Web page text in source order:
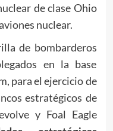
de clase Ohio
nuclear.
de bombarderos
en la base
para el ejercicio de
estratégicos de
y Foal Eagle